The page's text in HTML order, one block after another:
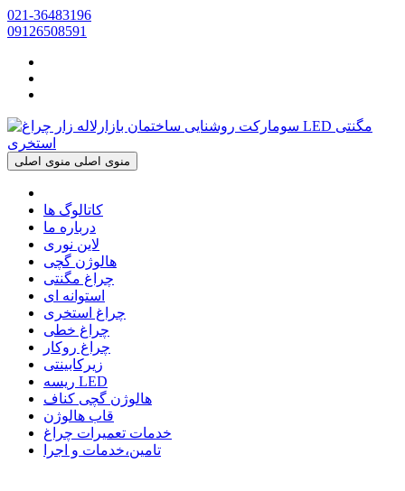
021-36483196
09126508591
منوی اصلی منوی اصلی
کاتالوگ ها
درباره ما
لاین نوری
هالوژن گچی
چراغ مگنتی
استوانه ای
چراغ استخری
چراغ خطی
چراغ روکار
زیرکابینتی
ریسه LED
هالوژن گچی کناف
قاب هالوژن
خدمات تعمیرات چراغ
تامین،خدمات و اجرا